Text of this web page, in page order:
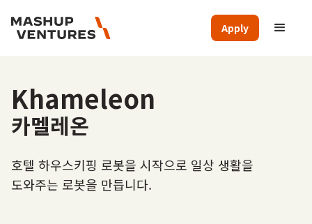
Apply
Khameleon
카멜레온
호텔 하우스키핑 로봇을 시작으로 일상 생활을
도와주는 로봇을 만듭니다.